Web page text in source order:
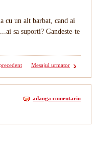
cu un alt barbat, cand ai
sa suporti? Gandeste-te
Mesajul urmator
adauga comentariu